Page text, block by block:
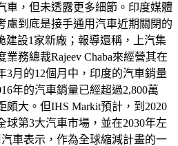
車，但未透露更多細節。印度媒體
慮到底是接手通用汽車近期關閉的
建設1家新廠；報導還稱，上汽集
務總裁Rajeev Chaba來經營其在
3月的12個月中，印度的汽車銷量
年的汽車銷量已經超過2,800萬
頗大。但IHS Markit預計，到2020
球第3大汽車市場，並在2030年左
車表示，作為全球縮減計畫的一